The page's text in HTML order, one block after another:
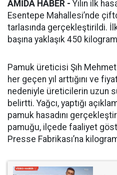
AMİDA HABER - Yılın ilk
Esentepe Mahallesi’nde
tarlasında gerçekleştirildi.
başına yaklaşık 450
Pamuk üreticisi Şıh
her geçen yıl arttığını ve
nedeniyle üreticilerin uzun
belirtti. Yağcı, yaptığı
pamuk hasadını
pamuğu, ilçede faaliyet
Presse Fabrikası’na